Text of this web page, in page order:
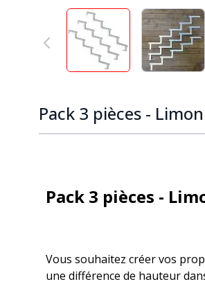
View larger image
View
Pack 3 pièces -
Pack 3 pièces -
Vous souhaitez créer vos
une différence de hauteur